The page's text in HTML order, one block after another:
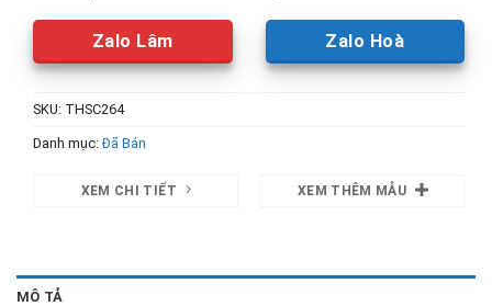
Zalo Lâm Zalo Hoà
SKU: THSC264
Danh mục:Đã Bán
XEM CHI TIẾT XEM THÊM MẪU
MÔ TẢ